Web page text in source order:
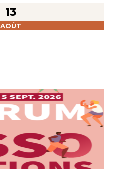
13
AOÛT